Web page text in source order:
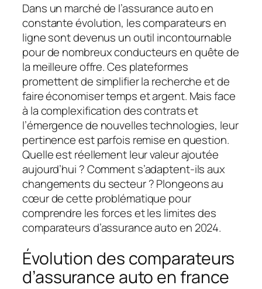
Dans un marché de l’assurance auto en
constante évolution, les comparateurs en
ligne sont devenus un outil incontournable
pour de nombreux conducteurs en quête de
la meilleure offre. Ces plateformes
promettent de simplifier la recherche et de
faire économiser temps et argent. Mais face
à la complexification des contrats et
l’émergence de nouvelles technologies, leur
pertinence est parfois remise en question.
Quelle est réellement leur valeur ajoutée
aujourd’hui ? Comment s’adaptent-ils aux
changements du secteur ? Plongeons au
cœur de cette problématique pour
comprendre les forces et les limites des
comparateurs d’assurance auto en 2024.
Évolution des comparateurs
d’assurance auto en france